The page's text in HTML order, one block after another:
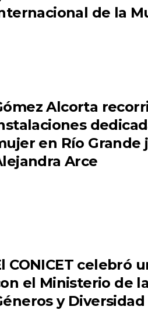
de la
Alcorta
en Río Grande
Arce
CONICET celebró
el Ministerio de
y Diversidad